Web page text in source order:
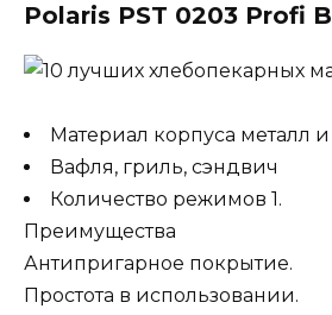
Polaris PST 0203 Profi
Материал корпуса металл
Вафля, гриль, сэндвич
Количество режимов 1.
Преимущества
Антипригарное покрытие.
Простота в использовании.